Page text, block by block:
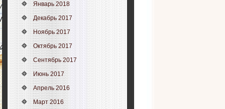
Январь 2018
Декабрь 2017
Ноябрь 2017
Октябрь 2017
Сентябрь 2017
Июнь 2017
Апрель 2016
Март 2016